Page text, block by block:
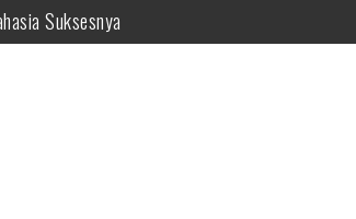
Suksesnya
Hingga 2031
dengan Bortoleto
Insinyur Jadi Bintang WRC